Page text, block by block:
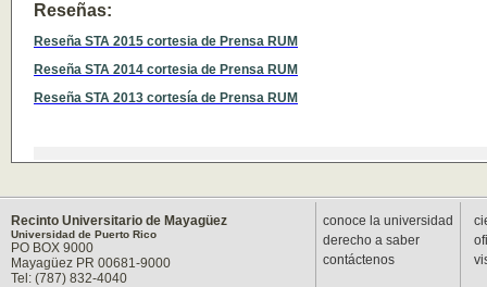
Reseñas:
Reseña STA 2015 cortesia de Prensa RUM
Reseña STA 2014 cortesia de Prensa RUM
Reseña STA 2013 cortesía de Prensa RUM
Recinto Universitario de Mayagüez
Universidad de Puerto Rico
PO BOX 9000
Mayagüez PR 00681-9000
Tel: (787) 832-4040
conoce la universidad
derecho a saber
contáctenos